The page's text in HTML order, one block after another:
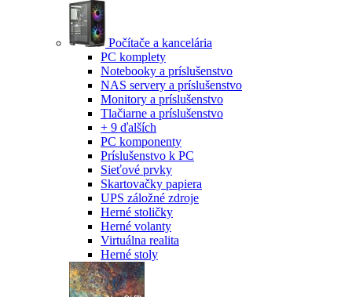
Počítače a kancelária
PC komplety
Notebooky a príslušenstvo
NAS servery a príslušenstvo
Monitory a príslušenstvo
Tlačiarne a príslušenstvo
+ 9 ďalších
PC komponenty
Príslušenstvo k PC
Sieťové prvky
Skartovačky papiera
UPS záložné zdroje
Herné stoličky
Herné volanty
Virtuálna realita
Herné stoly